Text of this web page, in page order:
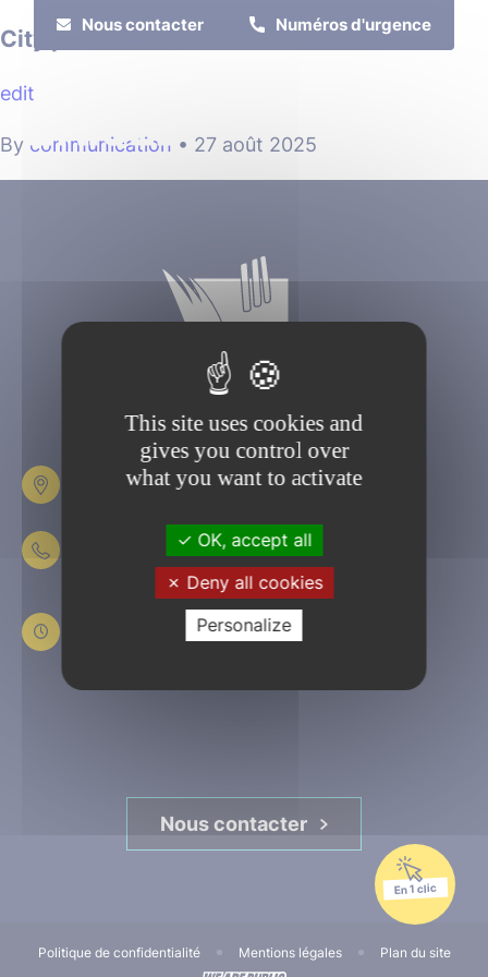
Nous contacter Numéros d'urgence
City parc
edit
By communication • 27 août 2025
Place Fulbert de Beina
02 33 84 44 44
Du lundi au jeudi
de 8h30 à 12h et de 13h30 à 17h30
Nous contacter
Politique de confidentialité Mentions légales Plan du site
En 1 clic
Cookies management panel
This site uses cookies and
gives you control over
what you want to activate
OK, accept all
Deny all cookies
Personalize